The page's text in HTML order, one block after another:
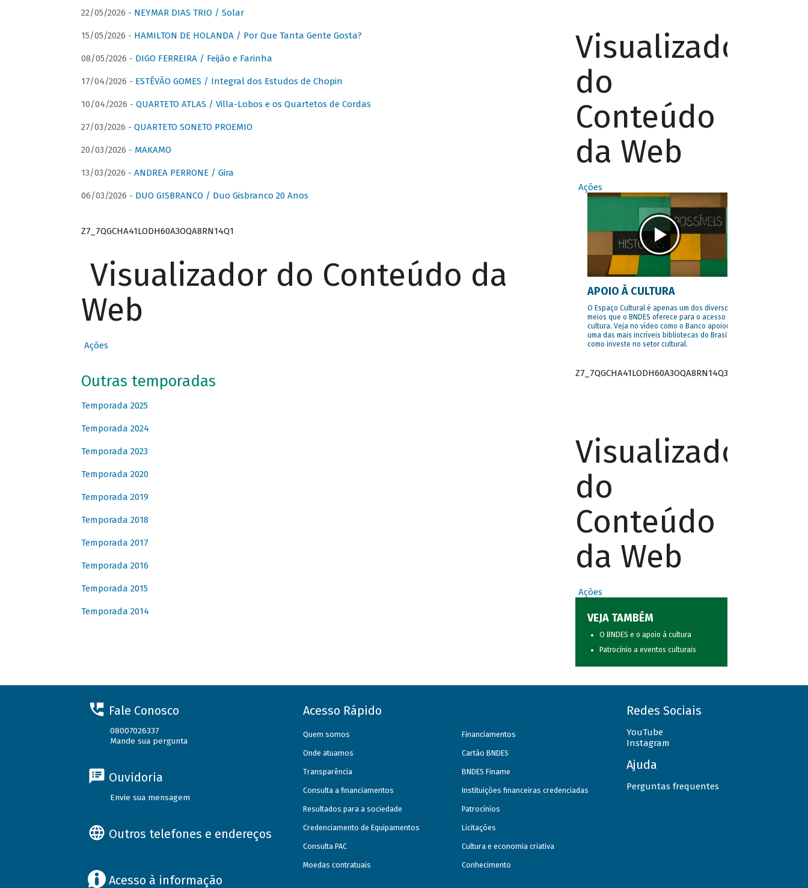
22/05/2026 - NEYMAR DIAS TRIO / Solar
15/05/2026 - HAMILTON DE HOLANDA / Por Que Tanta Gente Gosta?
08/05/2026 - DIGO FERREIRA / Feijão e Farinha
17/04/2026 - ESTÊVÃO GOMES / Integral dos Estudos de Chopin
10/04/2026 - QUARTETO ATLAS / Villa-Lobos e os Quartetos de Cordas
27/03/2026 - QUARTETO SONETO PROEMIO
20/03/2026 - MAKAMO
13/03/2026 - ANDREA PERRONE / Gira
06/03/2026 - DUO GISBRANCO / Duo Gisbranco 20 Anos
Z7_7QGCHA41LODH60A3OQA8RN14Q1
Visualizador do Conteúdo da
Web
Ações
Outras temporadas
Temporada 2025
Temporada 2024
Temporada 2023
Temporada 2020
Temporada 2019
Temporada 2018
Temporada 2017
Temporada 2016
Temporada 2015
Temporada 2014
Visualizador
do
Conteúdo
da Web
Ações
APOIO À CULTURA
O Espaço Cultural é apenas um dos diversos
meios que o BNDES oferece para o acesso à
cultura. Veja no vídeo como o Banco apoiou
uma das mais incríveis bibliotecas do Brasil e
como investe no setor cultural.
Z7_7QGCHA41LODH60A3OQA8RN14Q3
Visualizador
do
Conteúdo
da Web
Ações
VEJA TAMBÉM
O BNDES e o apoio à cultura
Patrocínio a eventos culturais
Fale Conosco
08007026337
Mande sua pergunta
Ouvidoria
Envie sua mensagem
Outros telefones e endereços
Acesso à informação
Acesso Rápido
Quem somos
Onde atuamos
Transparência
Consulta a financiamentos
Resultados para a sociedade
Credenciamento de Equipamentos
Consulta PAC
Moedas contratuais
Financiamentos
Cartão BNDES
BNDES Finame
Instituições financeiras credenciadas
Patrocínios
Licitações
Cultura e economia criativa
Conhecimento
Redes Sociais
YouTube
Instagram
Ajuda
Perguntas frequentes